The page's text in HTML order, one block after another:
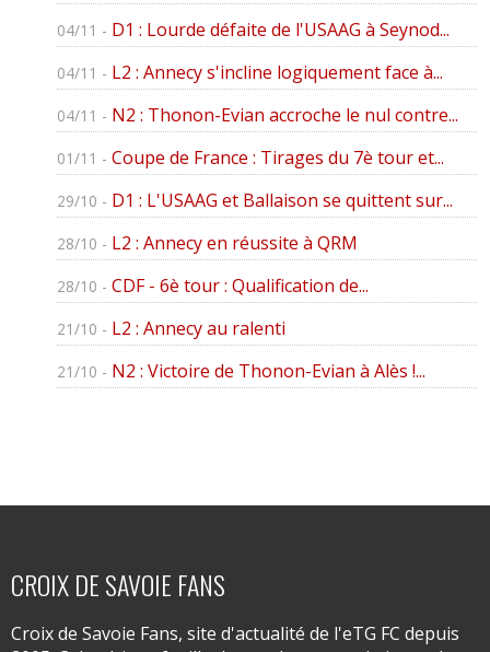
04/11 - D1 : Lourde défaite de l'USAAG à Seynod...
04/11 - L2 : Annecy s'incline logiquement face à...
04/11 - N2 : Thonon-Evian accroche le nul contre...
01/11 - Coupe de France : Tirages du 7è tour et...
29/10 - D1 : L'USAAG et Ballaison se quittent sur...
28/10 - L2 : Annecy en réussite à QRM
28/10 - CDF - 6è tour : Qualification de...
21/10 - L2 : Annecy au ralenti
21/10 - N2 : Victoire de Thonon-Evian à Alès !...
CROIX DE SAVOIE FANS
Croix de Savoie Fans, site d'actualité de l'eTG FC depuis